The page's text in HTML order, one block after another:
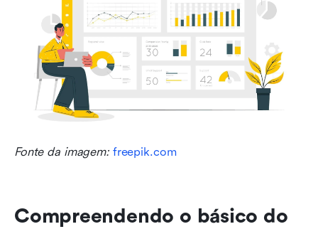
Fonte da imagem: freepik.com
Compreendendo o básico do